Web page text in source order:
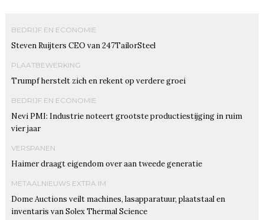
BEDRIJF EN ECONOMIE
Steven Ruijters CEO van 247TailorSteel
PLAATBEWERKING
Trumpf herstelt zich en rekent op verdere groei
BEDRIJF EN ECONOMIE
Nevi PMI: Industrie noteert grootste productiestijging in ruim
vier jaar
VERSPANEN
Haimer draagt eigendom over aan tweede generatie
METAALNIEUWS EXTRA IM
Dome Auctions veilt machines, lasapparatuur, plaatstaal en
inventaris van Solex Thermal Science